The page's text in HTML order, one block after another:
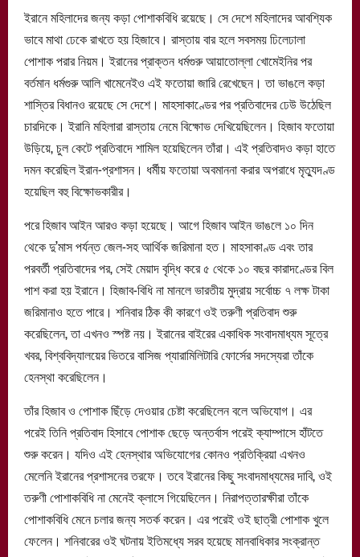
ইরানে মহিলাদের জন্য কড়া পোশাকবিধি রয়েছে। সে দেশে মহিলাদের আবশ্যিক
ভাবে মাথা ঢেকে রাখতে হয় হিজাবে। রাস্তায় বার হলে সবসময় ঢিলেঢালা
পোশাক পরার নিয়ম। ইরানের প্রাক্তন ধর্মগুরু আয়াতোল্লা খোমেইনির পর
বর্তমান ধর্মগুরু আলি খামেনেইও এই ফতোয়া জারি রেখেছেন। তা ভাঙলে কড়া
শাস্তির বিধানও রয়েছে সে দেশে। মাহসাকাণ্ডের পর প্রতিবাদের ঢেউ উঠেছিল
চারদিকে। ইরানি মহিলারা রাস্তায় নেমে বিক্ষোভ দেখিয়েছিলেন। হিজাব ফতোয়া
উড়িয়ে, চুল কেটে প্রতিবাদে শামিল হয়েছিলেন তাঁরা। এই প্রতিবাদও কড়া হাতে
দমন করেছিল ইরান-প্রশাসন। ধর্মীয় ফতোয়া অবমাননা করার অপরাধে মৃত্যুদণ্ড
হয়েছিল বহু বিক্ষোভকারীর।
পরে হিজাব আইন আরও কড়া হয়েছে। আগে হিজাব আইন ভাঙলে ১০ দিন
থেকে দু’মাস পর্যন্ত জেল-সহ আর্থিক জরিমানা হত। মাহসাকাণ্ড এবং তার
পরবর্তী প্রতিবাদের পর, সেই মেয়াদ বৃদ্ধি করে ৫ থেকে ১০ বছর কারাদণ্ডের বিল
পাশ করা হয় ইরানে। হিজাব-বিধি না মানলে ভারতীয় মুদ্রায় সর্বোচ্চ ৭ লক্ষ টাকা
জরিমানাও হতে পারে। শনিবার ঠিক কী কারণে ওই তরুণী প্রতিবাদ শুরু
করেছিলেন, তা এখনও স্পষ্ট নয়। ইরানের বাইরের একাধিক সংবাদমাধ্যম সূত্রে
খবর, বিশ্ববিদ্যালয়ের ভিতরে বাসিজ প্যারামিলিটারি ফোর্সের সদস্যেরা তাঁকে
হেনস্থা করেছিলেন।
তাঁর হিজাব ও পোশাক ছিঁড়ে দেওয়ার চেষ্টা করেছিলেন বলে অভিযোগ। এর
পরেই তিনি প্রতিবাদ হিসাবে পোশাক ছেড়ে অন্তর্বাস পরেই ক্যাম্পাসে হাঁটতে
শুরু করেন। যদিও এই হেনস্থার অভিযোগের কোনও প্রতিক্রিয়া এখনও
মেলেনি ইরানের প্রশাসনের তরফে। তবে ইরানের কিছু সংবাদমাধ্যমের দাবি, ওই
তরুণী পোশাকবিধি না মেনেই ক্লাসে গিয়েছিলেন। নিরাপত্তারক্ষীরা তাঁকে
পোশাকবিধি মেনে চলার জন্য সতর্ক করেন। এর পরেই ওই ছাত্রী পোশাক খুলে
ফেলেন। শনিবারের ওই ঘটনায় ইতিমধ্যে সরব হয়েছে মানবাধিকার সংক্রান্ত